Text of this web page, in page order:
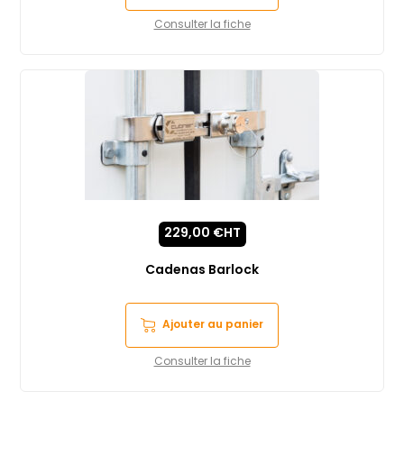
Consulter la fiche
Cadenas Barlock
229,00 €HT
Ajouter au panier
Consulter la fiche